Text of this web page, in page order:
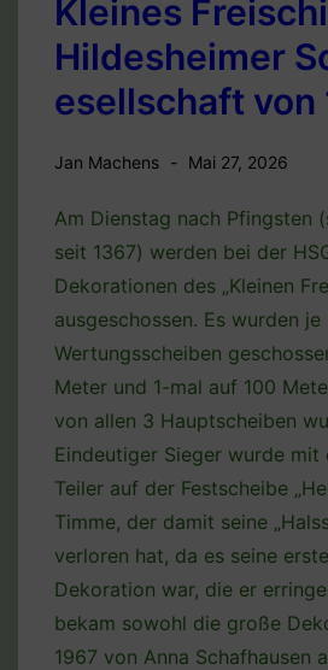
Kleines
Hildesheimer
esellschaft von
Jan Machens Mai 27, 2026
Am Dienstag nach Pfingsten
seit 1367) werden bei der
Dekorationen des „Kleinen
ausgeschossen. Es wurden
Wertungsscheiben
Meter und 1-mal auf 100
von allen 3 Hauptscheiben
Eindeutiger Sieger wurde mit
Teiler auf der Festscheibe
Timme, der damit seine
verloren hat, da es seine
Dekoration war, die er
bekam sowohl die große
1967 von Anna Schafhausen